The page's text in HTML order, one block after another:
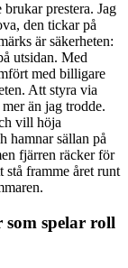
prestera. Jag
den tickar på
är säkerheten:
utsidan. Med
med billigare
Att styra via
än jag trodde.
vill höja
hamnar sällan på
fjärren räcker för
stå framme året runt
spelar roll